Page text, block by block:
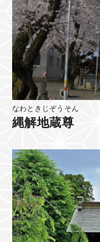
なわときじぞうそん
縄解地蔵尊